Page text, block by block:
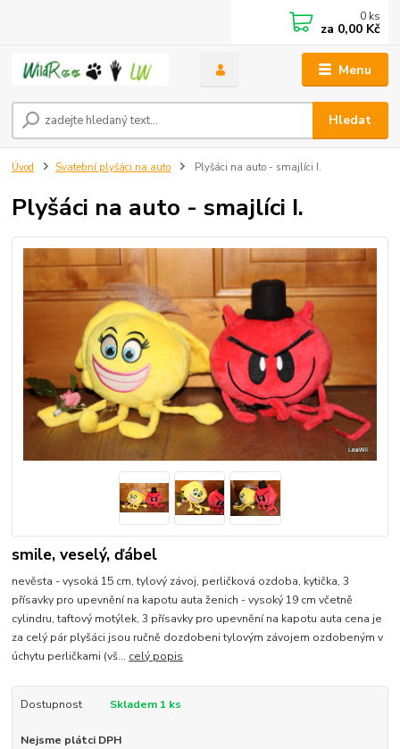
Menu
Hledat
0 ks
za 0,00 Kč
Úvod Svatební plyšáci na auto Plyšáci na auto - smajlíci I.
Plyšáci na auto - smajlíci I.
smile, veselý, ďábel
nevěsta - vysoká 15 cm, tylový závoj, perličková ozdoba, kytička, 3
přísavky pro upevnění na kapotu auta ženich - vysoký 19 cm včetně
cylindru, taftový motýlek, 3 přísavky pro upevnění na kapotu auta cena je
za celý pár plyšáci jsou ručně dozdobeni tylovým závojem ozdobeným v
úchytu perličkami (vš... celý popis
Dostupnost Skladem 1 ks
Nejsme plátci DPH